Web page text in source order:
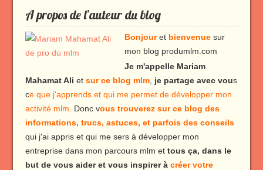
A propos de l’auteur du blog
Bonjouret bienvenuesur
mon blog produmlm.com
Je m'appelle Mariam
Mahamat Ali et sur ce blog mlm, je partage avec vous
ce que j'apprends et qui me permet de développer mon
activité mlm.
Donc vous trouverez sur ce blog des
informations, trucs, astuces, et parfois des conseils
qui j'ai appris et qui me sers à développer mon
entreprise dans mon parcours mlm ettous ça, dans le
but de vous aider et vous inspirer à créer votre